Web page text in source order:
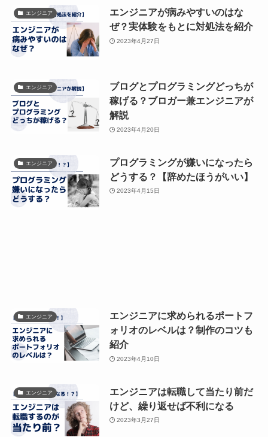
エンジニア
エンジニアが病みやすいのはな
ぜ？実体験をもとに対処法を紹介
2023年4月27日
エンジニア
ブログとプログラミングどっちが
稼げる？ブロガー兼エンジニアが
解説
2023年4月20日
エンジニア
プログラミングが嫌いになったら
どうする？【辞めたほうがいい】
2023年4月15日
エンジニア
エンジニアに求められるポートフ
ォリオのレベルは？制作のコツも
紹介
2023年4月10日
エンジニア
エンジニアは転職して当たり前だ
けど、繰り返せば不利になる
2023年3月27日